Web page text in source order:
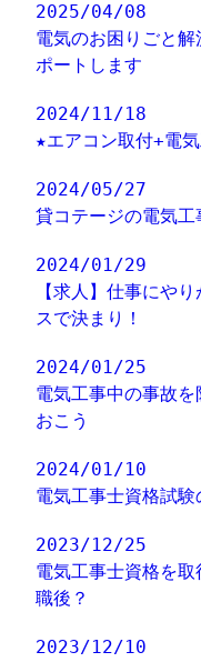
2025/04/08
電気のお困りごと
ポートします
2024/11/18
★エアコン取付+電
2024/05/27
貸コテージの電気工
2024/01/29
【求人】仕事にや
スで決まり！
2024/01/25
電気工事中の事故
おこう
2024/01/10
電気工事士資格試験
2023/12/25
電気工事士資格を
職後？
2023/12/10